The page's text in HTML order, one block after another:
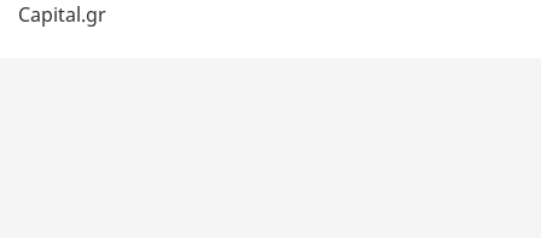
Capital.gr